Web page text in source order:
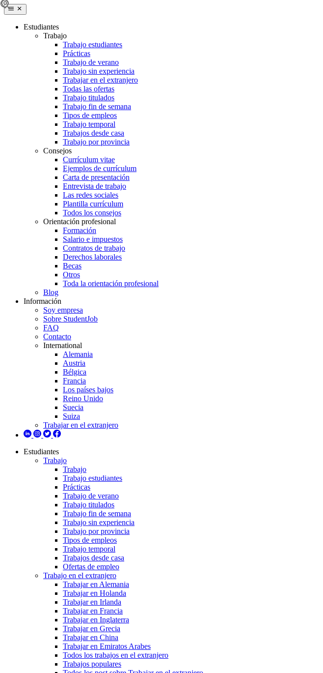
Estudiantes
Trabajo
Trabajo estudiantes
Prácticas
Trabajo de verano
Trabajo sin experiencia
Trabajar en el extranjero
Todas las ofertas
Trabajo titulados
Trabajo fin de semana
Tipos de empleos
Trabajo temporal
Trabajos desde casa
Trabajo por provincia
Consejos
Currículum vitae
Ejemplos de currículum
Carta de presentación
Entrevista de trabajo
Las redes sociales
Plantilla currículum
Todos los consejos
Orientación profesional
Formación
Salario e impuestos
Contratos de trabajo
Derechos laborales
Becas
Otros
Toda la orientación profesional
Blog
Información
Soy empresa
Sobre StudentJob
FAQ
Contacto
International
Alemania
Austria
Bélgica
Francia
Los países bajos
Reino Unido
Suecia
Suiza
Trabajar en el extranjero
Estudiantes
Trabajo
Trabajo
Trabajo estudiantes
Prácticas
Trabajo de verano
Trabajo titulados
Trabajo fin de semana
Trabajo sin experiencia
Trabajo por provincia
Tipos de empleos
Trabajo temporal
Trabajos desde casa
Ofertas de empleo
Trabajo en el extranjero
Trabajar en Alemania
Trabajar en Holanda
Trabajar en Irlanda
Trabajar en Francia
Trabajar en Inglaterra
Trabajar en Grecia
Trabajar en China
Trabajar en Emiratos Arabes
Todos los trabajos en el extranjero
Trabajos populares